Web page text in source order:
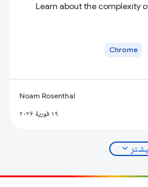
Learn about the complexity
Chrome
Noam Rosenthal
۱۹ فوریهٔ ۲۰۲۶
expand_more